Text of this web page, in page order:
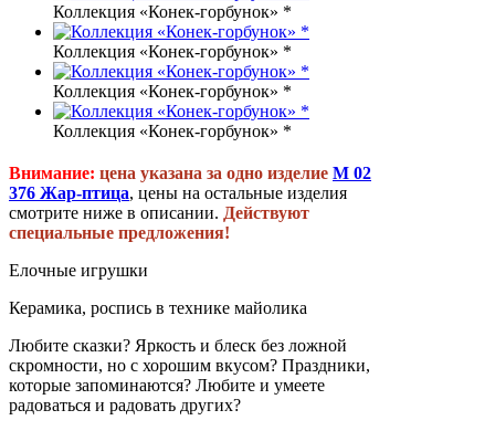
Коллекция «Конек-горбунок» *
Коллекция «Конек-горбунок» *
Коллекция «Конек-горбунок» *
Коллекция «Конек-горбунок» *
Внимание: цена указана за одно изделие М 02
376 Жар-птица, цены на остальные изделия
смотрите ниже в описании. Действуют
специальные предложения!
Елочные игрушки
Керамика, роспись в технике майолика
Любите сказки? Яркость и блеск без ложной
скромности, но с хорошим вкусом? Праздники,
которые запоминаются? Любите и умеете
радоваться и радовать других?